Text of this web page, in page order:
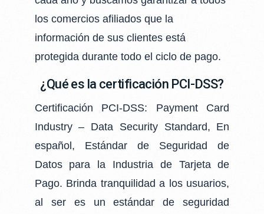
los comercios afiliados que la
información de sus clientes está
protegida durante todo el ciclo de pago.
¿Qué es la certificación PCI-DSS?
Certificación PCI-DSS: Payment Card
Industry – Data Security Standard, En
español, Estándar de Seguridad de
Datos para la Industria de Tarjeta de
Pago. Brinda tranquilidad a los usuarios,
al ser es un estándar de seguridad